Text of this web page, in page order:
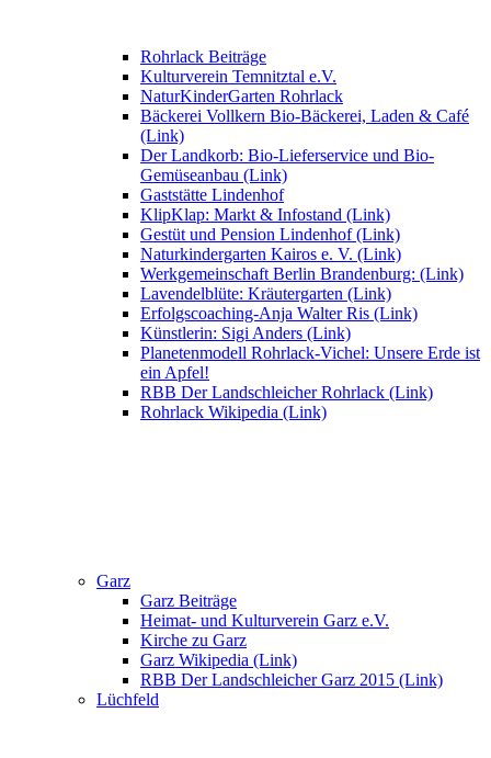
Rohrlack Beiträge
Kulturverein Temnitztal e.V.
NaturKinderGarten Rohrlack
Bäckerei Vollkern Bio-Bäckerei, Laden & Café
(Link)
Der Landkorb: Bio-Lieferservice und Bio-
Gemüseanbau (Link)
Gaststätte Lindenhof
KlipKlap: Markt & Infostand (Link)
Gestüt und Pension Lindenhof (Link)
Naturkindergarten Kairos e. V. (Link)
Werkgemeinschaft Berlin Brandenburg: (Link)
Lavendelblüte: Kräutergarten (Link)
Erfolgscoaching-Anja Walter Ris (Link)
Künstlerin: Sigi Anders (Link)
Planetenmodell Rohrlack-Vichel: Unsere Erde ist
ein Apfel!
RBB Der Landschleicher Rohrlack (Link)
Rohrlack Wikipedia (Link)
Garz
Garz Beiträge
Heimat- und Kulturverein Garz e.V.
Kirche zu Garz
Garz Wikipedia (Link)
RBB Der Landschleicher Garz 2015 (Link)
Lüchfeld